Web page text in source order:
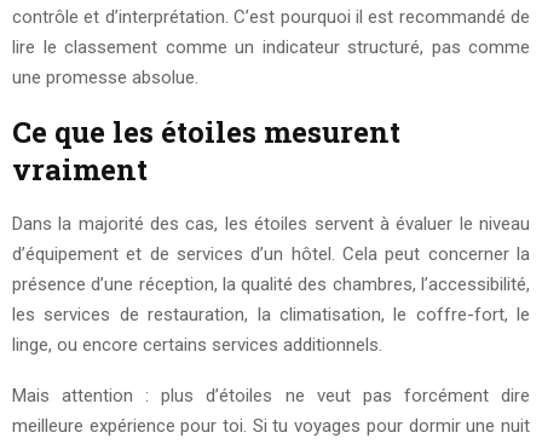
contrôle et d’interprétation. C’est pourquoi il est recommandé de
lire le classement comme un indicateur structuré, pas comme
une promesse absolue.
Ce que les étoiles mesurent
vraiment
Dans la majorité des cas, les étoiles servent à évaluer le niveau
d’équipement et de services d’un hôtel. Cela peut concerner la
présence d’une réception, la qualité des chambres, l’accessibilité,
les services de restauration, la climatisation, le coffre-fort, le
linge, ou encore certains services additionnels.
Mais attention : plus d’étoiles ne veut pas forcément dire
meilleure expérience pour toi. Si tu voyages pour dormir une nuit